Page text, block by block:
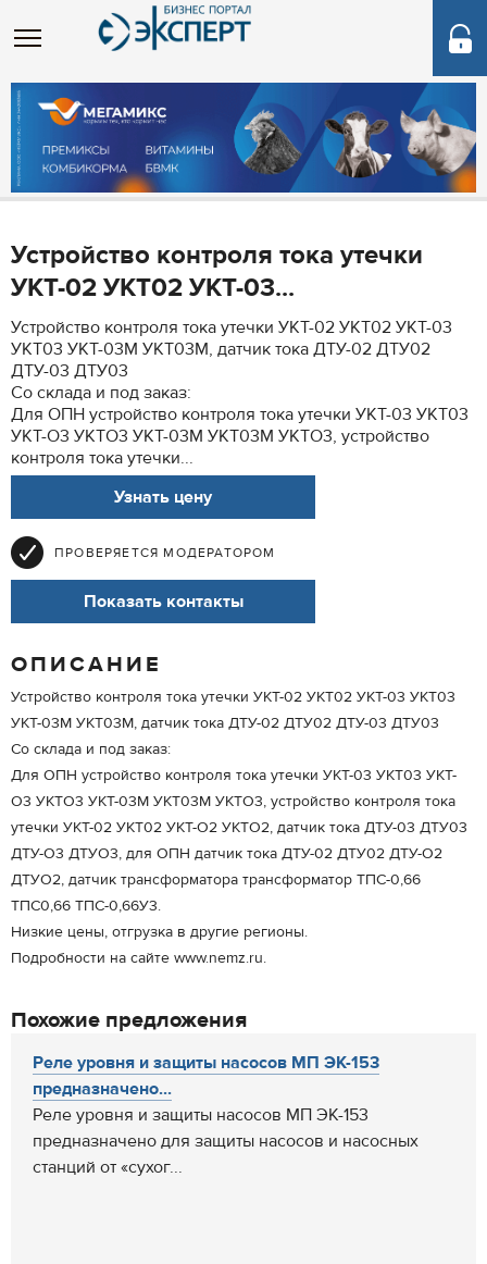
Устройство контроля тока утечки
УКТ-02 УКТ02 УКТ-03...
Устройство контроля тока утечки УКТ-02 УКТ02 УКТ-03
УКТ03 УКТ-03М УКТ03М, датчик тока ДТУ-02 ДТУ02
ДТУ-03 ДТУ03
Со склада и под заказ:
Для ОПН устройство контроля тока утечки УКТ-03 УКТ03
УКТ-О3 УКТО3 УКТ-03М УКТ03М УКТО3, устройство
контроля тока утечки...
Узнать цену
ПРОВЕРЯЕТСЯ МОДЕРАТОРОМ
Показать контакты
ОПИСАНИЕ
Устройство контроля тока утечки УКТ-02 УКТ02 УКТ-03 УКТ03
УКТ-03М УКТ03М, датчик тока ДТУ-02 ДТУ02 ДТУ-03 ДТУ03
Со склада и под заказ:
Для ОПН устройство контроля тока утечки УКТ-03 УКТ03 УКТ-
О3 УКТО3 УКТ-03М УКТ03М УКТО3, устройство контроля тока
утечки УКТ-02 УКТ02 УКТ-О2 УКТО2, датчик тока ДТУ-03 ДТУ03
ДТУ-О3 ДТУО3, для ОПН датчик тока ДТУ-02 ДТУ02 ДТУ-О2
ДТУО2, датчик трансформатора трансформатор ТПС-0,66
ТПС0,66 ТПС-0,66У3.
Низкие цены, отгрузка в другие регионы.
Подробности на сайте www.nemz.ru.
Похожие предложения
Реле уровня и защиты насосов МП ЭК-153
предназначено...
Реле уровня и защиты насосов МП ЭК-153
предназначено для защиты насосов и насосных
станций от «сухог...